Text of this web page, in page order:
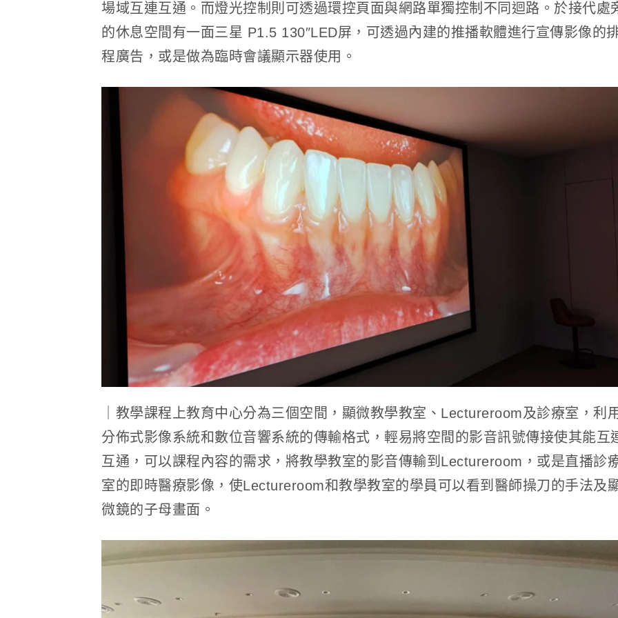
場域互連互通。而燈光控制則可透過環控頁面與網路單獨控制不同迴路。於接代處
的休息空間有一面三星 P1.5 130″LED屏，可透過內建的推播軟體進行宣傳影像的
程廣告，或是做為臨時會議顯示器使用。
｜教學課程上教育中心分為三個空間，顯微教學教室、Lectureroom及診療室，利
分佈式影像系統和數位音響系統的傳輸格式，輕易將空間的影音訊號傳接使其能互
互通，可以課程內容的需求，將教學教室的影音傳輸到Lectureroom，或是直播診
室的即時醫療影像，使Lectureroom和教學教室的學員可以看到醫師操刀的手法及
微鏡的子母畫面。